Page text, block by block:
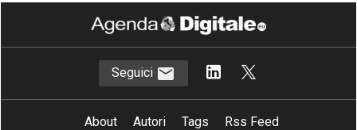
Seguici
About Autori Tags
Rss Feed